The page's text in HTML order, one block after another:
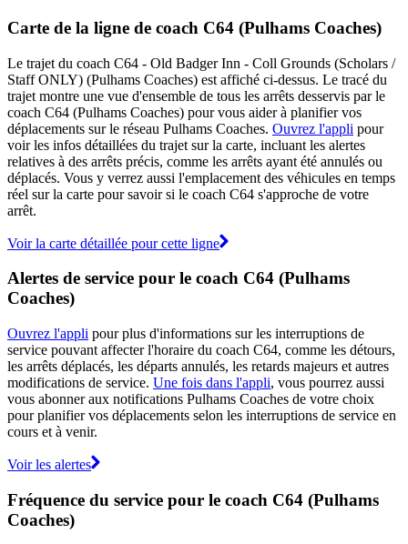
Carte de la ligne de coach C64 (Pulhams Coaches)
Le trajet du coach C64 - Old Badger Inn - Coll Grounds (Scholars /
Staff ONLY) (Pulhams Coaches) est affiché ci-dessus. Le tracé du
trajet montre une vue d'ensemble de tous les arrêts desservis par le
coach C64 (Pulhams Coaches) pour vous aider à planifier vos
déplacements sur le réseau Pulhams Coaches. Ouvrez l'appli pour
voir les infos détaillées du trajet sur la carte, incluant les alertes
relatives à des arrêts précis, comme les arrêts ayant été annulés ou
déplacés. Vous y verrez aussi l'emplacement des véhicules en temps
réel sur la carte pour savoir si le coach C64 s'approche de votre
arrêt.
Voir la carte détaillée pour cette ligne
Alertes de service pour le coach C64 (Pulhams
Coaches)
Ouvrez l'appli pour plus d'informations sur les interruptions de
service pouvant affecter l'horaire du coach C64, comme les détours,
les arrêts déplacés, les départs annulés, les retards majeurs et autres
modifications de service. Une fois dans l'appli, vous pourrez aussi
vous abonner aux notifications Pulhams Coaches de votre choix
pour planifier vos déplacements selon les interruptions de service en
cours et à venir.
Voir les alertes
Fréquence du service pour le coach C64 (Pulhams
Coaches)